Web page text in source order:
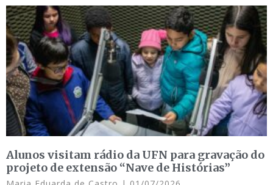
Alunos visitam rádio da UFN para gravação do
projeto de extensão “Nave de Histórias”